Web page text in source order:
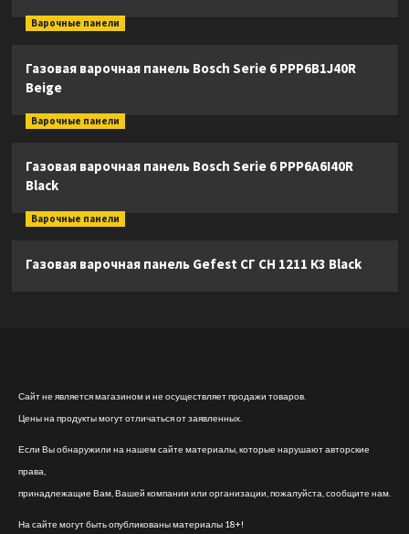
Варочные панели
Газовая варочная панель Bosch Serie 6 PPP6B1J40R
Beige
Варочные панели
Газовая варочная панель Bosch Serie 6 PPP6A6I40R
Black
Варочные панели
Газовая варочная панель Gefest СГ СН 1211 К3 Black
Сайт не является магазином и не осуществляет продажи товаров.
Цены на продукты могут отличаться от заявленных.
Если Вы обнаружили на нашем сайте материалы, которые нарушают авторские
права,
принадлежащие Вам, Вашей компании или организации, пожалуйста, сообщите нам.
На сайте могут быть опубликованы материалы 18+!